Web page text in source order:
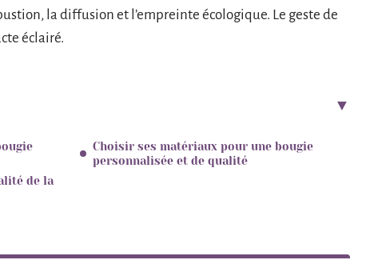
la diffusion et l’empreinte écologique. Le geste de
éclairé.
de la
Choisir ses matériaux pour une bougie
personnalisée et de qualité